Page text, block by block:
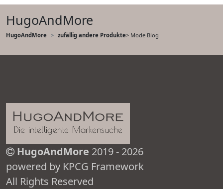
HugoAndMore
HugoAndMore zufällig andere Produkte> Mode Blog
HugoAndMore 2019 - 2026
powered by KPCG Framework
All Rights Reserved